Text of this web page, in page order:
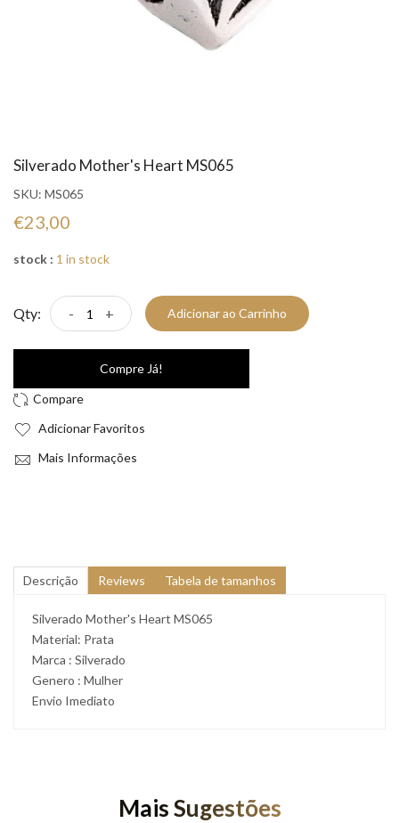
Silverado Mother's Heart MS065
SKU: MS065
€23,00
stock : 1 in stock
Qty: - + Adicionar ao Carrinho
Compre Já!
Adicionar Favoritos
Mais Informações
Descrição Reviews Tabela de tamanhos
Silverado Mother's Heart MS065
Material: Prata
Marca : Silverado
Genero : Mulher
Envio Imediato
Mais Sugestões